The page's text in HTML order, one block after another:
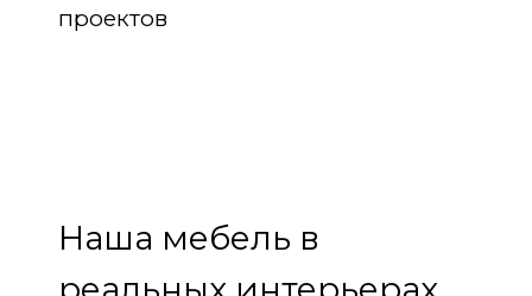
проектов
Наша мебель в